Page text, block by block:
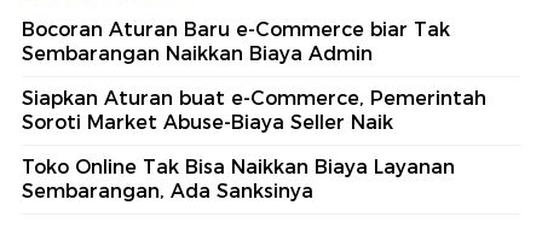
Bocoran Aturan Baru e-Commerce biar Tak
Sembarangan Naikkan Biaya Admin
Siapkan Aturan buat e-Commerce, Pemerintah
Soroti Market Abuse-Biaya Seller Naik
Toko Online Tak Bisa Naikkan Biaya Layanan
Sembarangan, Ada Sanksinya